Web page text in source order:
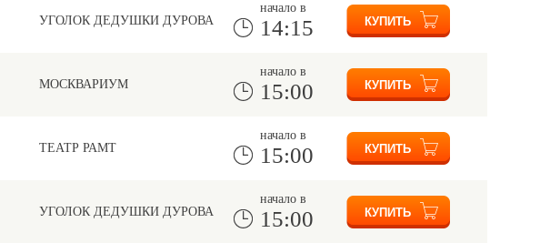
УГОЛОК ДЕДУШКИ ДУРОВА
начало в
14:15
МОСКВАРИУМ
начало в
15:00
ТЕАТР РАМТ
начало в
15:00
УГОЛОК ДЕДУШКИ ДУРОВА
начало в
15:00